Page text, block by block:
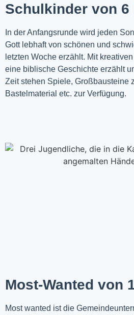
Schulkinder von 6
In der Anfangsrunde wird jeden
Gott lebhaft von schönen und
letzten Woche erzählt. Mit
eine biblische Geschichte erzählt
Zeit stehen Spiele, Großbausteine
Bastelmaterial etc. zur Verfügung.
Most-Wanted von
Most wanted ist die